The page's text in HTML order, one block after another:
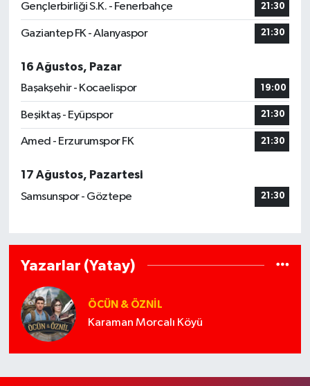
Gençlerbirliği S.K. - Fenerbahçe 21:30
Gaziantep FK - Alanyaspor 21:30
16 Ağustos, Pazar
Başakşehir - Kocaelispor
19:00
Beşiktaş - Eyüpspor 21:30
Amed - Erzurumspor FK 21:30
17 Ağustos, Pazartesi
Samsunspor - Göztepe
21:30
Yazarlar (Yatay)
ÖCÜN & ÖZNIL
Karaman Morcalı Köyü